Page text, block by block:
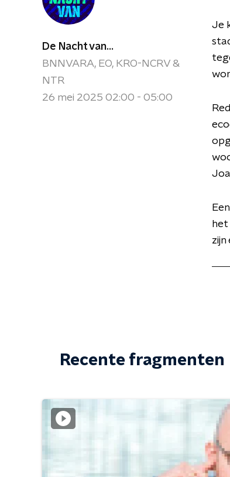
De Nacht van...
BNNVARA, EO, KRO-NCRV &
NTR
26 mei 2025 02:00 - 05:00
Je
het
zijn
Recente fragmenten